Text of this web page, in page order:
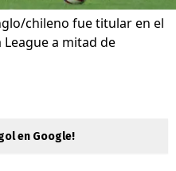
chileno fue titular en el
a mitad de
en Google!